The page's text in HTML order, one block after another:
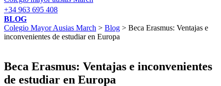
+34 963 695 408
BLOG
Colegio Mayor Ausias March > Blog > Beca Erasmus: Ventajas e
inconvenientes de estudiar en Europa
Beca Erasmus: Ventajas e inconvenientes
de estudiar en Europa